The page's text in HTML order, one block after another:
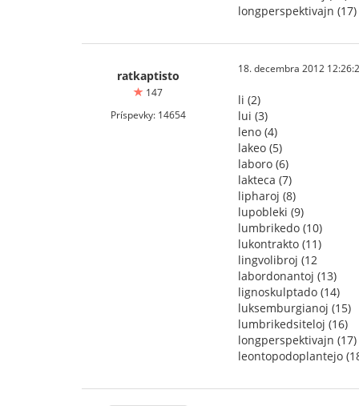
longperspektivajn (17)
ratkaptisto
147
Príspevky: 14654
18. decembra 2012
li (2)
lui (3)
leno (4)
lakeo (5)
laboro (6)
lakteca (7)
lipharoj (8)
lupobleki (9)
lumbrikedo (10)
lukontrakto (11)
lingvolibroj (12
labordonantoj (13)
lignoskulptado (14)
luksemburgianoj (15)
lumbrikedsiteloj (16)
longperspektivajn (17)
leontopodoplantejo